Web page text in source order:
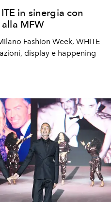
in sinergia con
MFW
Fashion Week, WHITE
display e happening